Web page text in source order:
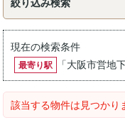
現在の検索条件
最寄り駅
「大阪市営地
該当する物件は見つかり